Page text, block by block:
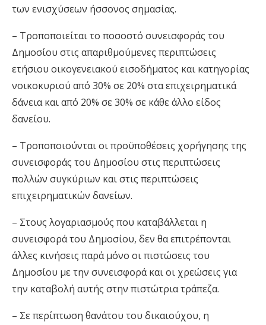
των ενισχύσεων ήσσονος σημασίας.
– Τροποποιείται το ποσοστό συνεισφοράς του
Δημοσίου στις απαριθμούμενες περιπτώσεις
ετήσιου οικογενειακού εισοδήματος και κατηγορίας
νοικοκυριού από 30% σε 20% στα επιχειρηματικά
δάνεια και από 20% σε 30% σε κάθε άλλο είδος
δανείου.
– Τροποποιούνται οι προϋποθέσεις χορήγησης της
συνεισφοράς του Δημοσίου στις περιπτώσεις
πολλών συγκύριων και στις περιπτώσεις
επιχειρηματικών δανείων.
– Στους λογαριασμούς που καταβάλλεται η
συνεισφορά του Δημοσίου, δεν θα επιτρέπονται
άλλες κινήσεις παρά μόνο οι πιστώσεις του
Δημοσίου με την συνεισφορά και οι χρεώσεις για
την καταβολή αυτής στην πιστώτρια τράπεζα.
– Σε περίπτωση θανάτου του δικαιούχου, η